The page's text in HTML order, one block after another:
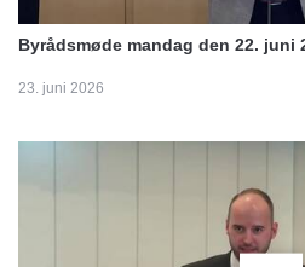
Byrådsmøde mandag den 22. juni
23. juni 2026